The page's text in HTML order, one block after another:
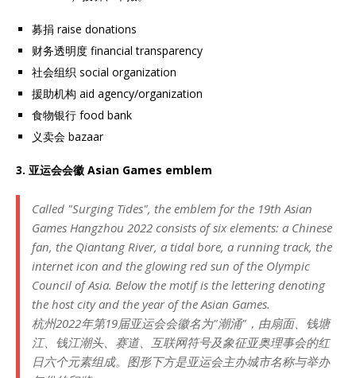
募捐 raise donations
财务透明度 financial transparency
社会组织 social organization
援助机构 aid agency/organization
食物银行 food bank
义卖会 bazaar
3. 亚运会会徽 Asian Games emblem
Called "Surging Tides", the emblem for the 19th Asian
Games Hangzhou 2022 consists of six elements: a Chinese
fan, the Qiantang River, a tidal bore, a running track, the
internet icon and the glowing red sun of the Olympic
Council of Asia. Below the motif is the lettering denoting
the host city and the year of the Asian Games.
杭州2022年第19届亚运会会徽名为"潮涌"，由扇面、钱塘
江、钱江潮头、赛道、互联网符号及象征亚奥理事会的红
日六个元素组成。图形下方是亚运会主办城市名称与举办